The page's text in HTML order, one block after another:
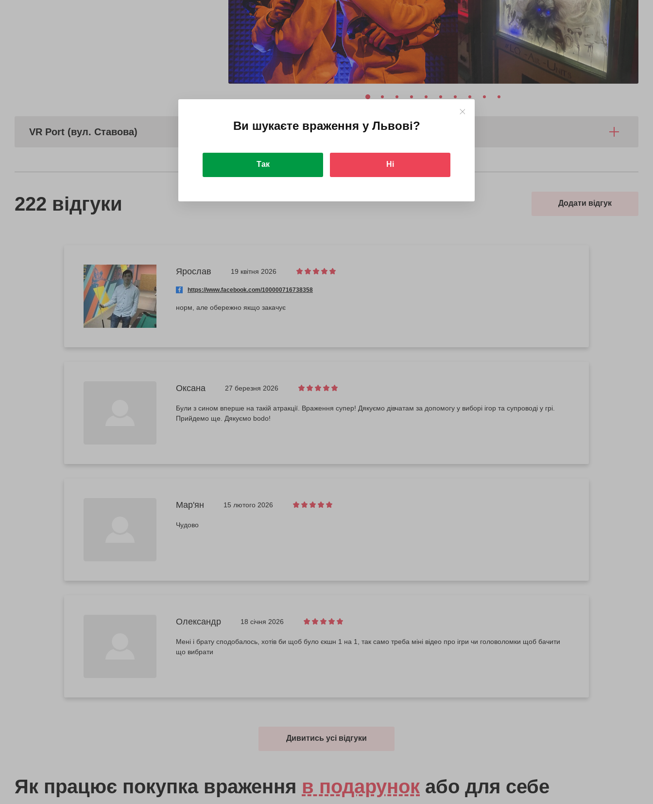
VR Port (вул. Ставова)
222 відгуки Додати відгук
Ярослав 19 квітня 2026
https://www.facebook.com/100000716738358
норм, але обережно якщо закачує
Оксана 27 березня 2026
Були з сином вперше на такій атракції. Враження супер! Дякуємо дівчатам за допомогу у виборі ігор та супроводі у грі.
Прийдемо ще. Дякуємо bodo!
Мар'ян 15 лютого 2026
Чудово
Олександр 18 січня 2026
Мені і брату сподобалось, хотів би щоб було єкшн 1 на 1, так само треба міні відео про ігри чи головоломки щоб бачити
що вибрати
Дивитись усі відгуки
Як працює покупка враження в подарунок або для себе
Ви шукаєте враження у Львові?
Так Ні